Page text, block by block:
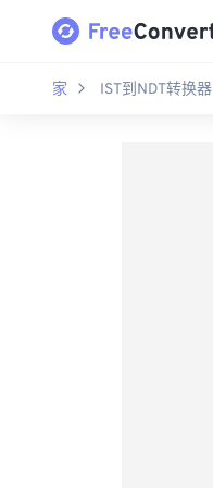
家 IST到NDT转换器